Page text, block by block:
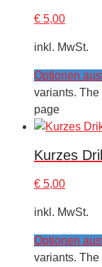
€ 5,00
inkl. MwSt.
Optionen
variants.
page
Kurzes
€ 5,00
inkl. MwSt.
Optionen
variants.